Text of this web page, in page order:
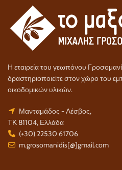
Η εταιρεία του γεωπόνου
δραστηριοποιείτε στον χώρο του
οικοδομικών υλικών.
Μανταμάδος - Λέσβος,
ΤΚ 81104, Ελλάδα
(+30) 22530 61706
m.grosomanidis[@]gmail.com